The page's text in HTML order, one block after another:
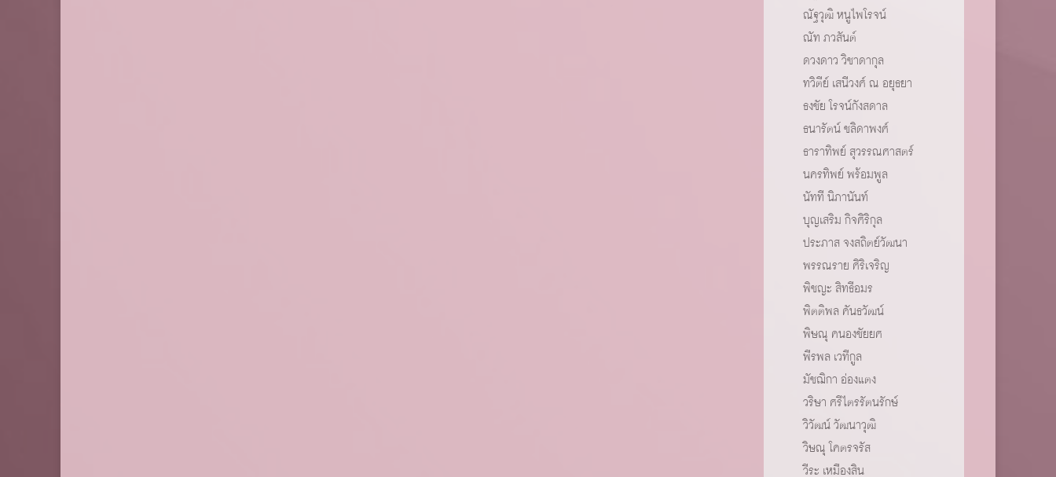
ณัฐวุฒิ หนูไพโรจน์
ณัท ภวสันต์
ดวงดาว วิชาดากุล
ทวิตีย์ เสนีวงศ์ ณ อยุธยา
ธงชัย โรจน์กังสดาล
ธนารัตน์ ชลิดาพงศ์
ธาราทิพย์ สุวรรณศาสตร์
นครทิพย์ พร้อมพูล
นัทที นิภานันท์
บุญเสริม กิจศิริกุล
ประภาส จงสถิตย์วัฒนา
พรรณราย ศิริเจริญ
พิชญะ สิทธีอมร
พิตติพล คันธวัฒน์
พิษณุ คนองชัยยศ
พีรพล เวทีกูล
มัชฌิกา อ่องแตง
วริษา ศรีไตรรัตนรักษ์
วิวัฒน์ วัฒนาวุฒิ
วิษณุ โคตรจรัส
วีระ เหมืองสิน